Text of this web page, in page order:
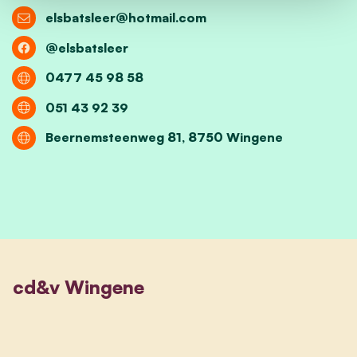
elsbatsleer@hotmail.com
@elsbatsleer
0477 45 98 58
051 43 92 39
Beernemsteenweg 81, 8750 Wingene
cd&v Wingene